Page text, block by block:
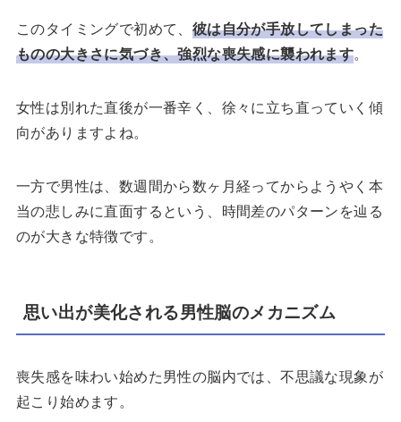
このタイミングで初めて、 彼は自分が手放してしまった
ものの大きさに気づき、強烈な喪失感に襲われます。
女性は別れた直後が一番辛く、徐々に立ち直っていく傾
向がありますよね。
一方で男性は、数週間から数ヶ月経ってからようやく本
当の悲しみに直面するという、時間差のパターンを辿る
のが大きな特徴です。
思い出が美化される男性脳のメカニズム
喪失感を味わい始めた男性の脳内では、不思議な現象が
起こり始めます。